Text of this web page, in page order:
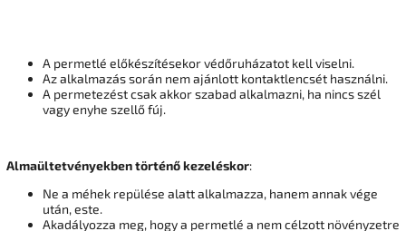
A permetlé előkészítésekor védőruházatot kell viselni.
Az alkalmazás során nem ajánlott kontaktlencsét használni.
A permetezést csak akkor szabad alkalmazni, ha nincs szél
vagy enyhe szellő fúj.
Almaültetvényekben történő kezeléskor:
Ne a méhek repülése alatt alkalmazza, hanem annak vége
után, este.
Akadályozza meg, hogy a permetlé a nem célzott növényzetre